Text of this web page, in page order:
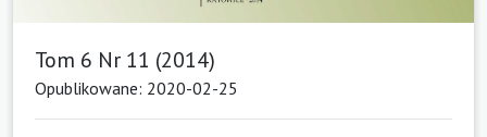
Tom 6 Nr 11 (2014)
Opublikowane: 2020-02-25